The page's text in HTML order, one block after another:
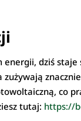
dziś
co
tutaj: https://